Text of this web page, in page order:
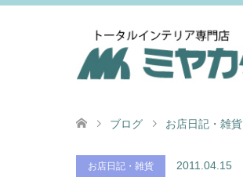
ブログ お店日記・雑貨
お店日記・雑貨 2011.04.15